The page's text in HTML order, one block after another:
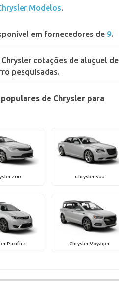
Modelos.
em fornecedores de 9.
Chrysler cotações de aluguel de
pesquisadas.
de Chrysler para
200 Chrysler 300
Pacifica Chrysler Voyager